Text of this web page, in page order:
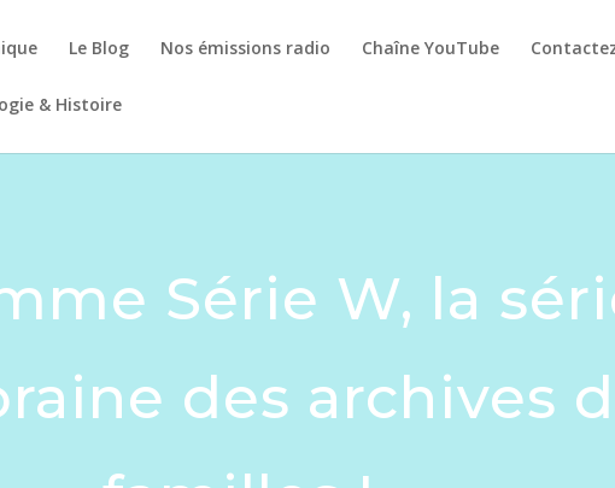
Le Blog Nos émissions radio Chaîne YouTube
& Histoire
Série W, la
des archives